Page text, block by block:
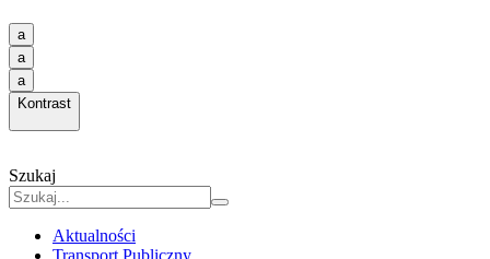
a
a
a
Kontrast
Szukaj
Aktualności
Transport Publiczny